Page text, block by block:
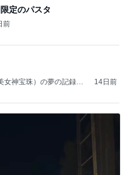
定のパスタ
前
女神宝珠）の夢の記録
14日前